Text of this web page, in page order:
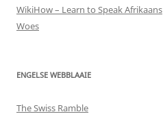
WikiHow – Learn to Speak Afrikaans
Woes
ENGELSE WEBBLAAIE
The Swiss Ramble